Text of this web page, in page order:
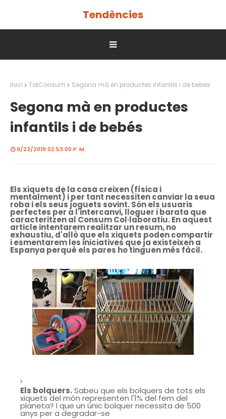
Tendències
Inici TotConsum Segona mà en productes infantils i de bebés
Segona mà en productes
infantils i de bebés
9/23/2019 02:53:00 P. M.
Els xiquets de la casa creixen (física i
mentalment) i per tant necessiten canviar la seua
roba i els seus joguets sovint. Són els usuaris
perfectes per a l'intercanvi, lloguer i barata que
caracteritzen al Consum Col·laboratiu. En aquest
article intentarem realitzar un resum, no
exhaustiu, d'allò que els xiquets poden compartir
i esmentarem les iniciatives que ja existeixen a
Espanya perquè els pares ho tinguen més fàcil.
Els bolquers.Sabeu que els bolquers de tots els
xiquets del món representen l'1% del fem del
planeta? I que un únic bolquer necessita de 500
anys per a degradar-se